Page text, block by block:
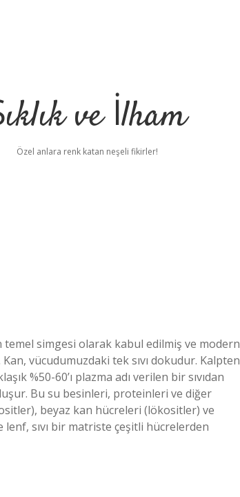
ve İlham
Özel anlara renk katan neşeli fikirler!
temel simgesi olarak kabul edilmiş ve modern
vücudumuzdaki tek sıvı dokudur. Kalpten
%50-60’ı plazma adı verilen bir sıvıdan
Bu su besinleri, proteinleri ve diğer
beyaz kan hücreleri (lökositler) ve
sıvı bir matriste çeşitli hücrelerden